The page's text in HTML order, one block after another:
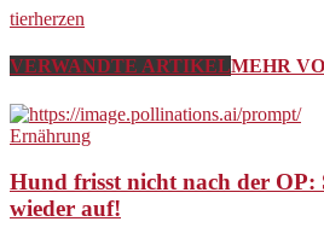
tierherzen
VERWANDTE ARTIKELMEHR
Ernährung
Hund frisst nicht nach der OP:
wieder auf!